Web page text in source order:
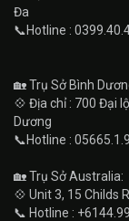
Đa
📞Hotline :
🏡 Trụ Sở Bình
💠 Địa chỉ : 700 Đại
Dương
📞Hotline :
🏡 Trụ Sở Australia:
💠 Unit 3, 15 Childs
📞 Hotline :